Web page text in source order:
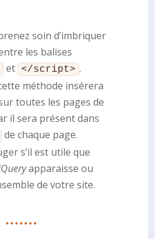
soin d’imbriquer
les balises
et </script> .
méthode insérera
toutes les pages de
il sera présent dans
de chaque page.
s’il est utile que
apparaisse ou
de votre site.